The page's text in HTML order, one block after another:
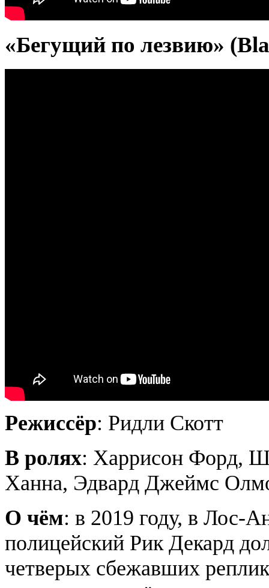
«Бегущий по лезвию»
Режиссёр: Ридли Скотт
В ролях: Харрисон Форд,
Ханна, Эдвард Джеймс
О чём: в 2019 году, в Лос-
полицейский Рик Декард
четверых сбежавших